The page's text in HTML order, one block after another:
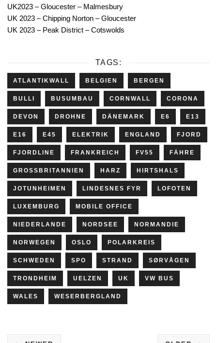
UK2023 – Gloucester – Malmesbury
UK 2023 – Chipping Norton – Gloucester
UK 2023 – Peak District – Cotswolds
TAGS:
ATLANTIKWALL BELGIEN BERGEN
BULLI BUSUMBAU CORNWALL CORONA
DEVON DROHNE DÄNEMARK E6 E13
E16 E45 ELEKTRIK ENGLAND FJORD
FJORDLINE FRANKREICH FV55 FÄHRE
GROSSBRITANNIEN HARZ HIRTSHALS
JOTUNHEIMEN LINDESNES FYR LOFOTEN
LUXEMBURG MOBILE OFFICE
NIEDERLANDE NORDSEE NORMANDIE
NORWEGEN OSLO POLARKREIS
SCHWEDEN SPO STRAND SØRVÅGEN
TRONDHEIM UELZEN UK VW BUS
WALES WESERBERGLAND